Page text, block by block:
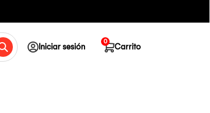
Iniciar sesión Carrito
0